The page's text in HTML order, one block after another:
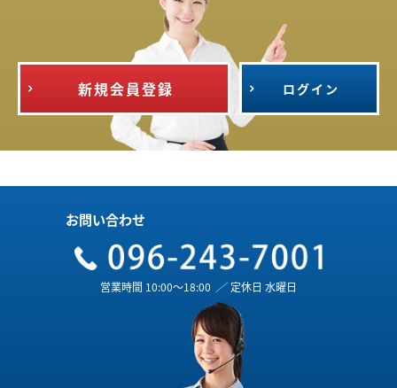
新規会員登録 ログイン
お問い合わせ
営業時間 10:00～18:00 ／ 定休日 水曜日